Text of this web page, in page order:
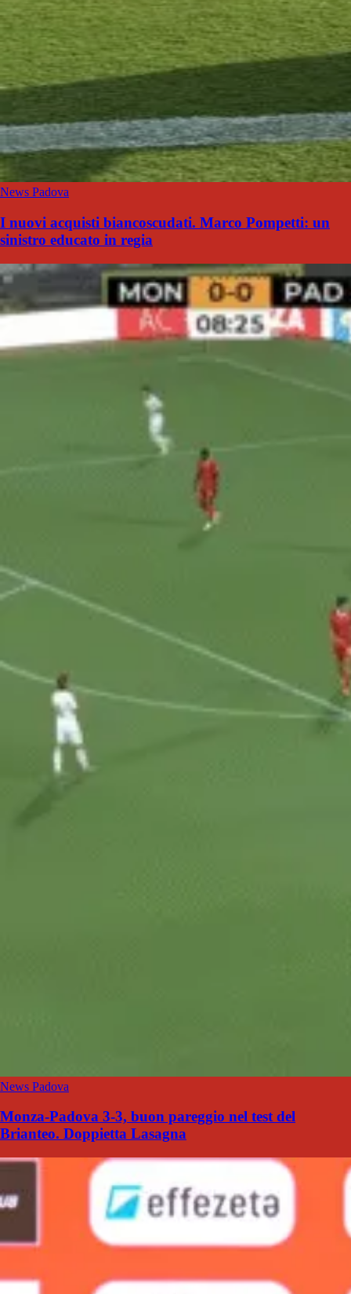
News Padova
I nuovi acquisti biancoscudati. Marco Pompetti: un
sinistro educato in regia
News Padova
Monza-Padova 3-3, buon pareggio nel test del
Brianteo. Doppietta Lasagna